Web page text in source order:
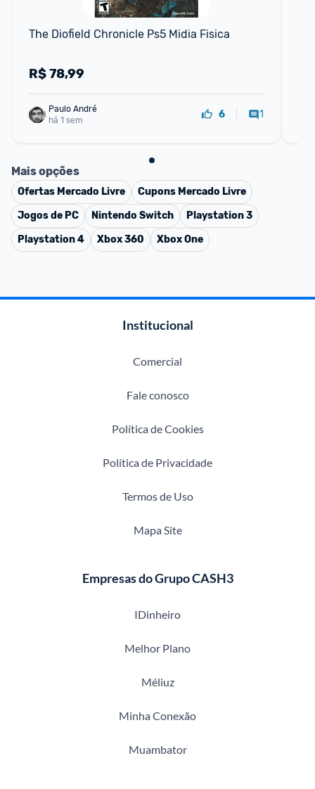
The Diofield Chronicle Ps5 Midia Fisica
R$78,99
Paulo André
há 1 sem
6 1
Mais opções
Ofertas Mercado Livre Cupons Mercado Livre
Jogos de PC
Nintendo Switch
Playstation 3
Playstation 4
Xbox 360 Xbox One
Institucional
Comercial
Fale conosco
Política de Cookies
Política de Privacidade
Termos de Uso
Mapa Site
Empresas do Grupo CASH3
IDinheiro
Melhor Plano
Méliuz
Minha Conexão
Muambator